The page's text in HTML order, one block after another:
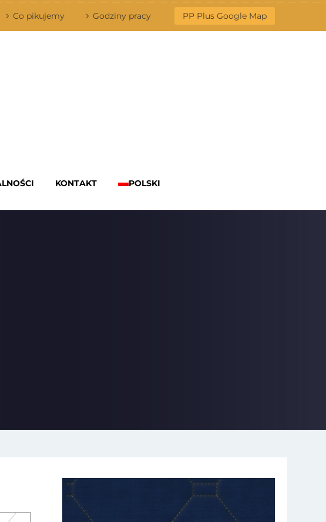
Co pikujemy Godziny pracy PP Plus Google Map
KONTAKT POLSKI